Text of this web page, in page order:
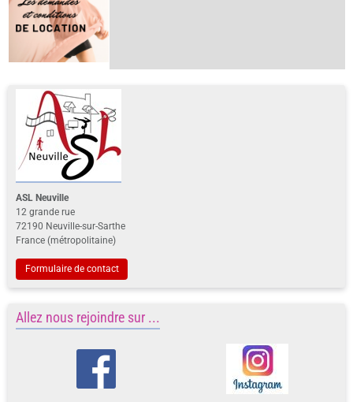
ASL Neuville
12 grande rue
72190 Neuville-sur-Sarthe
France (métropolitaine)
Formulaire de contact
Allez nous rejoindre sur ...